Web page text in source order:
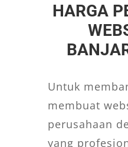
HARGA
Untuk
membuat
perusahaan
yang